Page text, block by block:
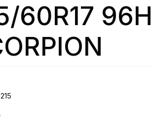
60R17 96H
215